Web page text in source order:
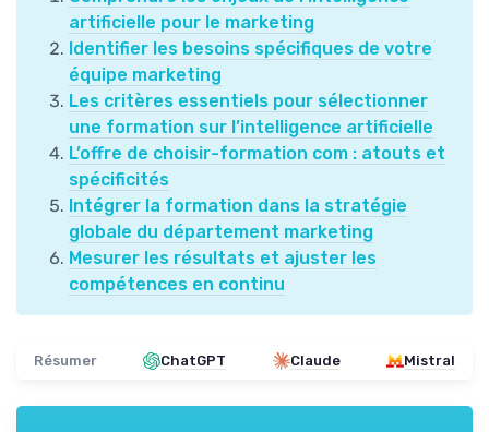
artificielle pour le marketing
Identifier les besoins spécifiques de votre
équipe marketing
Les critères essentiels pour sélectionner
une formation sur l’intelligence artificielle
L’offre de choisir-formation com : atouts et
spécificités
Intégrer la formation dans la stratégie
globale du département marketing
Mesurer les résultats et ajuster les
compétences en continu
Résumer ChatGPT Claude Mistral